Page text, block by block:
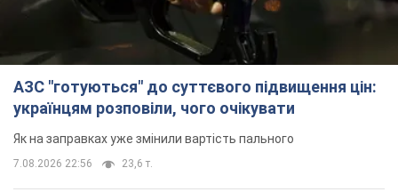
АЗС "готуються" до суттєвого підвищення цін:
українцям розповіли, чого очікувати
Як на заправках уже змінили вартість пального
7.08.2026 22:56 23,6 т.